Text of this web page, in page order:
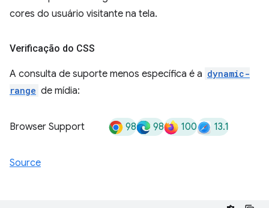
cores do usuário visitante na tela.
Verificação do CSS
A consulta de suporte menos específica é a dynamic-
range de mídia:
Browser Support 98 98 100 13.1
Source